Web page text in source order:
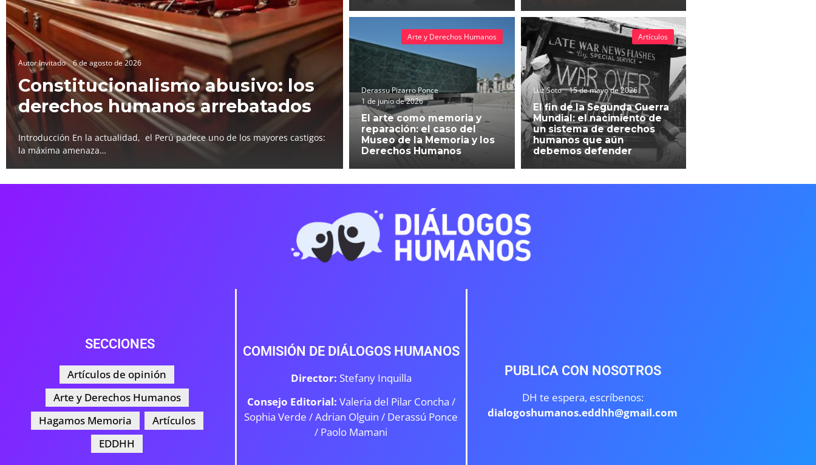
Autor Invitado 6 de agosto de 2026
Constitucionalismo abusivo: los
derechos humanos arrebatados
Introducción En la actualidad, el Perú padece uno de los mayores castigos:
la máxima amenaza…
Derassu Pizarro Ponce
1 de junio de 2026
El arte como memoria y
reparación: el caso del
Museo de la Memoria y los
Derechos Humanos
Arte y Derechos Humanos
Luz Soto 15 de mayo de 2026
El fin de la Segunda Guerra
Mundial: el nacimiento de
un sistema de derechos
humanos que aún
debemos defender
Artículos
SECCIONES
Artículos de opinión
Arte y Derechos Humanos
Hagamos Memoria
Artículos
EDDHH
COMISIÓN DE DIÁLOGOS HUMANOS
Director: Stefany Inquilla
Consejo Editorial: Valeria del Pilar Concha /
Sophia Verde /Adrian Olguin / Derassú Ponce
/ Paolo Mamani
PUBLICA CON NOSOTROS
DH te espera, escríbenos:
dialogoshumanos.eddhh@gmail.com